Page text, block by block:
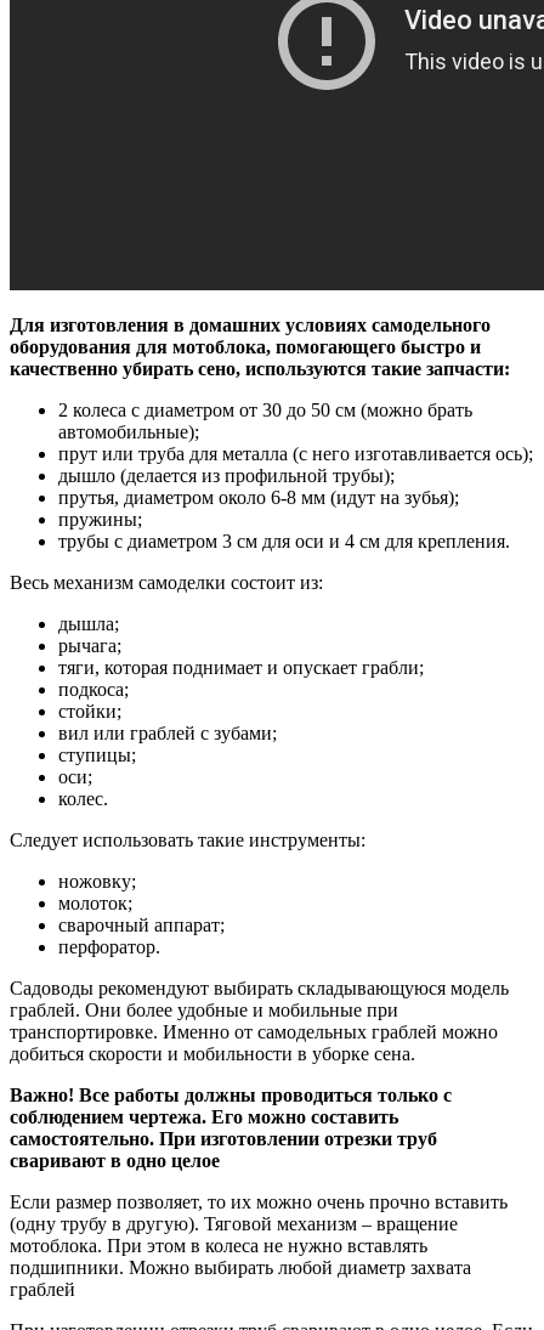
Для изготовления в домашних условиях самодельного
оборудования для мотоблока, помогающего быстро и
качественно убирать сено, используются такие запчасти:
2 колеса с диаметром от 30 до 50 см (можно брать
автомобильные);
прут или труба для металла (с него изготавливается ось);
дышло (делается из профильной трубы);
прутья, диаметром около 6-8 мм (идут на зубья);
пружины;
трубы с диаметром 3 см для оси и 4 см для крепления.
Весь механизм самоделки состоит из:
дышла;
рычага;
тяги, которая поднимает и опускает грабли;
подкоса;
стойки;
вил или граблей с зубами;
ступицы;
оси;
колес.
Следует использовать такие инструменты:
ножовку;
молоток;
сварочный аппарат;
перфоратор.
Садоводы рекомендуют выбирать складывающуюся модель
граблей. Они более удобные и мобильные при
транспортировке. Именно от самодельных граблей можно
добиться скорости и мобильности в уборке сена.
Важно! Все работы должны проводиться только с
соблюдением чертежа. Его можно составить
самостоятельно. При изготовлении отрезки труб
сваривают в одно целое
Если размер позволяет, то их можно очень прочно вставить
(одну трубу в другую). Тяговой механизм – вращение
мотоблока. При этом в колеса не нужно вставлять
подшипники. Можно выбирать любой диаметр захвата
граблей